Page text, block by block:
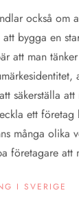
också om
bygga en
att man
säkerställa att
ett företag
många olika
företagare att
I SVERIGE